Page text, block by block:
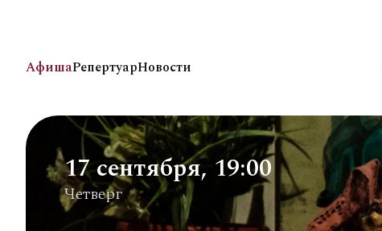
АфишаРепертуарНовости
17 сентября, 19:00
Четверг